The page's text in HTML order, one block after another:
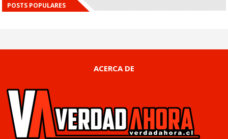
POSTS POPULARES
ACERCA DE